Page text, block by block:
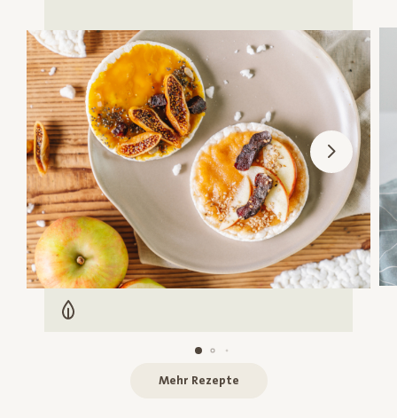
Vegetarisch
Mehr Rezepte